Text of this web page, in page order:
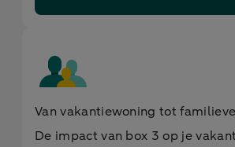
Van vakantiewoning tot
De impact van box 3 op je